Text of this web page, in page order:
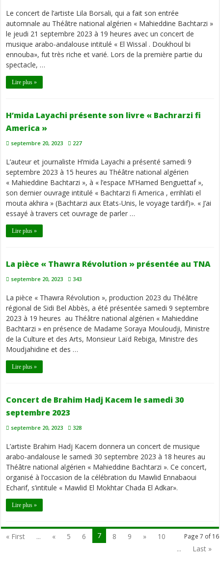
Le concert de l’artiste Lila Borsali, qui a fait son entrée
automnale au Théâtre national algérien « Mahieddine Bachtarzi »
le jeudi 21 septembre 2023 à 19 heures avec un concert de
musique arabo-andalouse intitulé « El Wissal . Doukhoul bi
ennouba», fut très riche et varié. Lors de la première partie du
spectacle, …
Lire plus »
H’mida Layachi présente son livre « Bachrarzi fi
America »
septembre 20, 2023 227
L’auteur et journaliste H’mida Layachi a présenté samedi 9
septembre 2023 à 15 heures au Théâtre national algérien
« Mahieddine Bachtarzi », à « l’espace M’Hamed Benguettaf »,
son dernier ouvrage intitulé « Bachtarzi fi America , errihlati el
mouta akhira » (Bachtarzi aux Etats-Unis, le voyage tardif)». « J’ai
essayé à travers cet ouvrage de parler …
Lire plus »
La pièce « Thawra Révolution » présentée au TNA
septembre 20, 2023 343
La pièce « Thawra Révolution », production 2023 du Théâtre
régional de Sidi Bel Abbès, a été présentée samedi 9 septembre
2023 à 19 heures au Théâtre national algérien « Mahieddine
Bachtarzi » en présence de Madame Soraya Mouloudji, Ministre
de la Culture et des Arts, Monsieur Laïd Rebiga, Ministre des
Moudjahidine et des …
Lire plus »
Concert de Brahim Hadj Kacem le samedi 30
septembre 2023
septembre 20, 2023 328
L’artiste Brahim Hadj Kacem donnera un concert de musique
arabo-andalouse le samedi 30 septembre 2023 à 18 heures au
Théâtre national algérien « Mahieddine Bachtarzi ». Ce concert,
organisé à l’occasion de la célébration du Mawlid Ennabaoui
Echarif, s’intitule « Mawlid El Mokhtar Chada El Adkar».
Lire plus »
Page 7 of 16
« First ... « 5 6 7 8 9 »
10
...
Last »